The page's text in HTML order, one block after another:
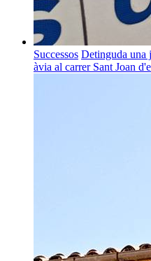
Successos Detinguda una
àvia al carrer Sant Joan